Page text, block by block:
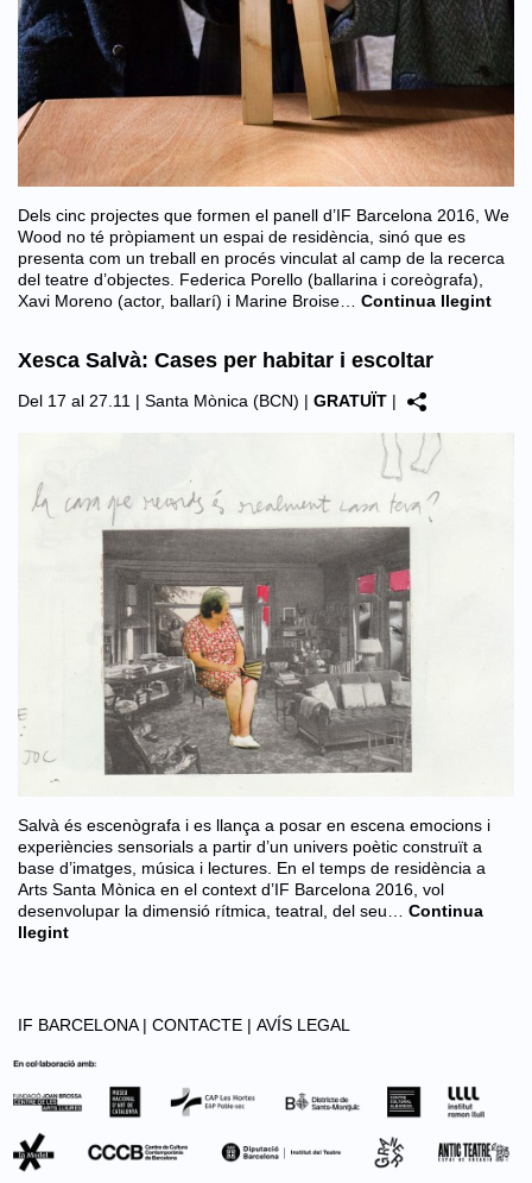
Dels cinc projectes que formen el panell d’IF Barcelona 2016, We
Wood no té pròpiament un espai de residència, sinó que es
presenta com un treball en procés vinculat al camp de la recerca
del teatre d’objectes. Federica Porello (ballarina i coreògrafa),
Xavi Moreno (actor, ballarí) i Marine Broise…
Continua llegint
Xesca Salvà: Cases per habitar i escoltar
Del 17 al 27.11 | Santa Mònica (BCN) | GRATUÏT |
Salvà és escenògrafa i es llança a posar en escena emocions i
experiències sensorials a partir d’un univers poètic construït a
base d’imatges, música i lectures. En el temps de residència a
Arts Santa Mònica en el context d’IF Barcelona 2016, vol
desenvolupar la dimensió rítmica, teatral, del seu…
Continua
llegint
IF BARCELONA | CONTACTE | AVÍS LEGAL